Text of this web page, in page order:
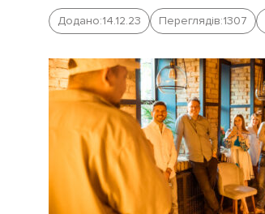
Додано:14.12.23 Переглядів:1307